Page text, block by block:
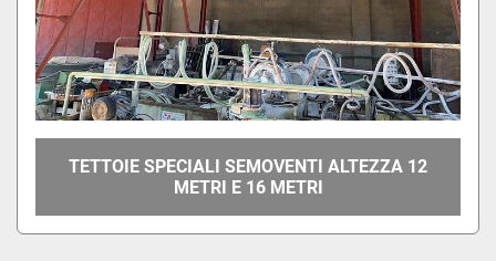
TETTOIE SPECIALI SEMOVENTI ALTEZZA 12
METRI E 16 METRI